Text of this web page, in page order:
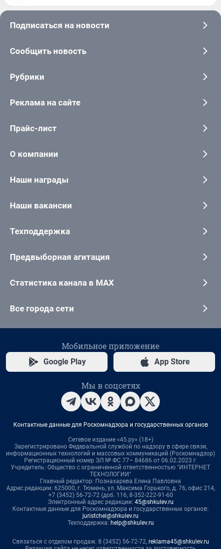
Подписаться на новости
Сообщить новость
Рубрики
Реклама на сайте
Прайс-лист
О компании
Наши награды
Наши вакансии
Техподдержка
Предвыборная агитация
Статистика канала в MAX
Все города сети
Мобильное приложение
Google Play App Store
Мы в соцсетях
Контактные данные для Роскомнадзора и государственных органов
Сетевое издание «45.ру» (18+)
Зарегистрировано Федеральной службой по надзору в сфере связи,
информационных технологий и массовых коммуникаций (Роскомнадзор)
Регистрационный номер ЭЛ № ФС 77– 84686 от 06.02.2023 г.
Учредитель: Общество с ограниченной ответственностью "ИНТЕРНЕТ
ТЕХНОЛОГИИ"
Главный редактор: Познахарева Елена Павловна
Адрес редакции: 625000, г. Тюмень, ул. Максима Горького, д. 76, офис 214,
+7 (3452) 56-72-72 (доб. 116, 8-352-222-91-60
Электронный адрес редакции: 45@shkulev.ru
Контактные данные для Роскомнадзора и государственных органов:
juristchel@shkulev.ru
Техподдержка: help@shkulev.ru
Связаться с отделом продаж: 8 (3452) 56-72-72, reklama45@shkulev.ru